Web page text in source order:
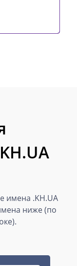
имена .KH.UA
ниже (по